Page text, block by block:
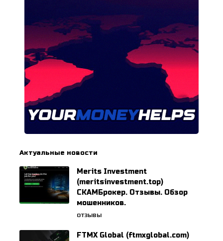
Актуальные новости
Merits Investment
(meritsinvestment.top)
СКАМБрокер. Отзывы. Обзор
мошенников.
ОТЗЫВЫ
FTMX Global (ftmxglobal.com)